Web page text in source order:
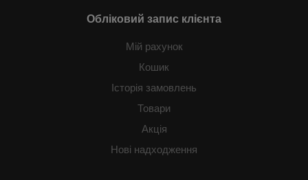
Обліковий запис клієнта
Мій рахунок
Кошик
Історія замовлень
Товари
Акція
Нові надходження